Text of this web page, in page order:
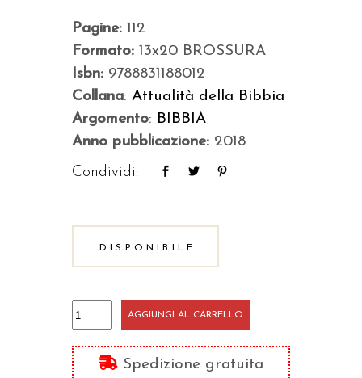
Pagine: 112
Formato: 13x20 BROSSURA
Isbn: 9788831188012
Collana: Attualità della Bibbia
Argomento: BIBBIA
Anno pubblicazione: 2018
Condividi:
DISPONIBILE
Dare
un
volto
AGGIUNGI AL CARRELLO
Spedizione gratuita